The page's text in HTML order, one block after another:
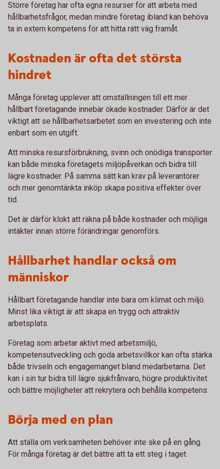
Större företag har ofta egna resurser för att arbeta med
hållbarhetsfrågor, medan mindre företag ibland kan behöva
ta in extern kompetens för att hitta rätt väg framåt.
Kostnaden är ofta det största
hindret
Många företag upplever att omställningen till ett mer
hållbart företagande innebär ökade kostnader. Därför är det
viktigt att se hållbarhetsarbetet som en investering och inte
enbart som en utgift.
Att minska resursförbrukning, svinn och onödiga transporter
kan både minska företagets miljöpåverkan och bidra till
lägre kostnader. På samma sätt kan krav på leverantörer
och mer genomtänkta inköp skapa positiva effekter över
tid.
Det är därför klokt att räkna på både kostnader och möjliga
intäkter innan större förändringar genomförs.
Hållbarhet handlar också om
människor
Hållbart företagande handlar inte bara om klimat och miljö.
Minst lika viktigt är att skapa en trygg och attraktiv
arbetsplats.
Företag som arbetar aktivt med arbetsmiljö,
kompetensutveckling och goda arbetsvillkor kan ofta stärka
både trivseln och engagemanget bland medarbetarna. Det
kan i sin tur bidra till lägre sjukfrånvaro, högre produktivitet
och bättre möjligheter att rekrytera och behålla kompetens.
Börja med en plan
Att ställa om verksamheten behöver inte ske på en gång.
För många företag är det bättre att ta ett steg i taget.